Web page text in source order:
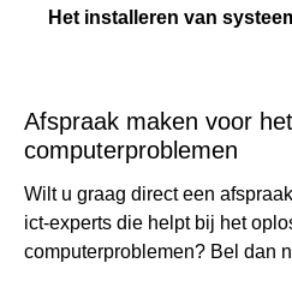
Het installeren van
Afspraak maken voor
computerproblemen
Wilt u graag direct een
ict-experts die helpt bij het
computerproblemen? Bel dan